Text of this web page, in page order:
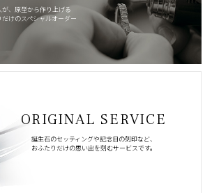
が、原型から作り上げる
けのスペシャルオーダー
ORIGINAL SERVICE
誕生石のセッティングや記念日の刻印など、
おふたりだけの思い出を刻むサービスです。